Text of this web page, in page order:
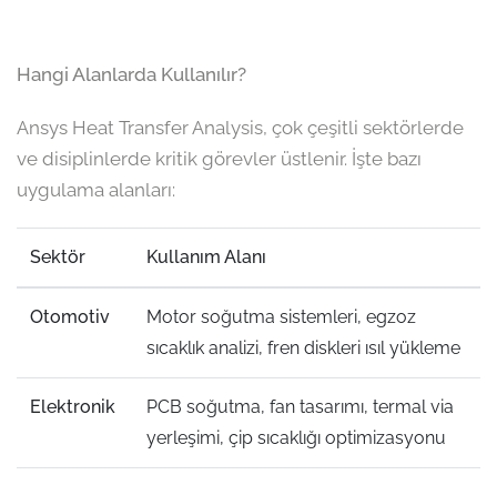
Hangi Alanlarda Kullanılır?
Ansys Heat Transfer Analysis, çok çeşitli sektörlerde
ve disiplinlerde kritik görevler üstlenir. İşte bazı
uygulama alanları:
Sektör Kullanım Alanı
Otomotiv
Motor soğutma sistemleri, egzoz
sıcaklık analizi, fren diskleri ısıl yükleme
Elektronik
PCB soğutma, fan tasarımı, termal via
yerleşimi, çip sıcaklığı optimizasyonu